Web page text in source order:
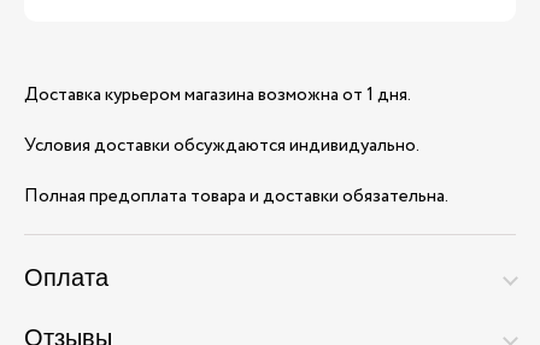
Доставка курьером магазина возможна от 1 дня.
Условия доставки обсуждаются индивидуально.
Полная предоплата товара и доставки обязательна.
Оплата
Отзывы